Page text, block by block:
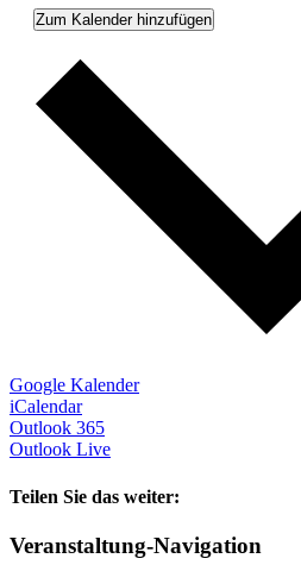
Zum Kalender hinzufügen
Google Kalender
iCalendar
Outlook 365
Outlook Live
Teilen Sie das weiter:
Facebook
X
E-
Veranstaltung-Navigation